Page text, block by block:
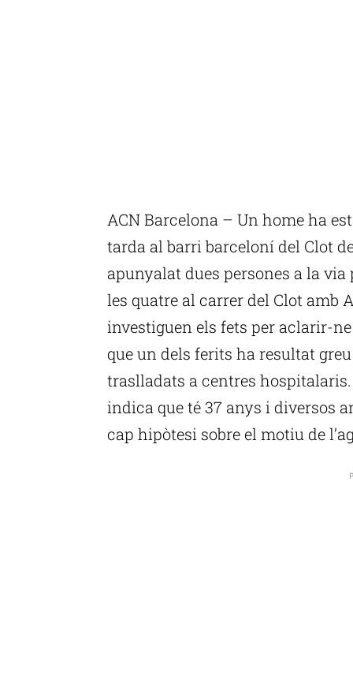
ACN Barcelona – Un home ha
tarda al barri barceloní del Clot
apunyalat dues persones a la
les quatre al carrer del Clot amb
investiguen els fets per aclarir-
que un dels ferits ha resultat
traslladats a centres
indica que té 37 anys i diversos
cap hipòtesi sobre el motiu de